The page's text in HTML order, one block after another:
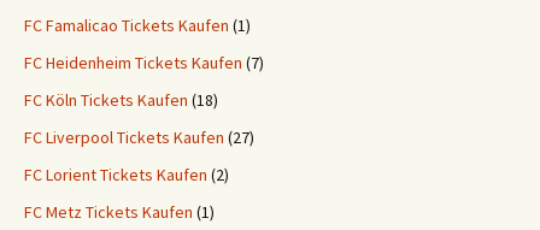
FC Famalicao Tickets Kaufen (1)
FC Heidenheim Tickets Kaufen (7)
FC Köln Tickets Kaufen (18)
FC Liverpool Tickets Kaufen (27)
FC Lorient Tickets Kaufen (2)
FC Metz Tickets Kaufen (1)